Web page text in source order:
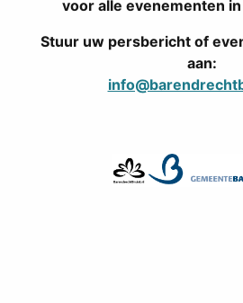
voor alle evenementen
Stuur uw persbericht of
aan: